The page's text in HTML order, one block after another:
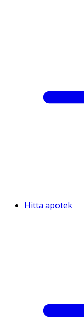
Hitta apotek